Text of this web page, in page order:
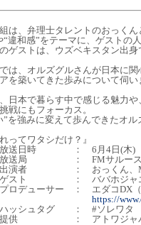
は、弁理士タレントのおっく
“違和感”をテーマに、ゲストの
ゲストは、ウズベキスタン出
は、オルズグルさんが日本に
を築いてきた歩みについて伺い
日本で暮らす中で感じる魅力
戦にもフォーカス。
”を強みに変えて歩んできたオ
れってワタシだけ？』
送日時 ： 6月4日(木)
送局 ： FMサルース
演者 ： おっくん、
ト ： ババホジャエヴァ
デューサー ： エダコDX（
https://
ッシュタグ ： #ソレワタ
供 ： アトワジャパン